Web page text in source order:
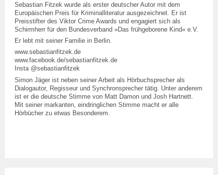
Sebastian Fitzek wurde als erster deutscher Autor mit dem
Europäischen Preis für Kriminalliteratur ausgezeichnet. Er ist
Preisstifter des Viktor Crime Awards und engagiert sich als
Schirmherr für den Bundesverband »Das frühgeborene Kind« e.V.
Er lebt mit seiner Familie in Berlin.
www.sebastianfitzek.de
www.facebook.de/sebastianfitzek.de
Insta @sebastianfitzek
Simon Jäger ist neben seiner Arbeit als Hörbuchsprecher als
Dialogautor, Regisseur und Synchronsprecher tätig. Unter anderem
ist er die deutsche Stimme von Matt Damon und Josh Hartnett.
Mit seiner markanten, eindringlichen Stimme macht er alle
Hörbücher zu etwas Besonderem.